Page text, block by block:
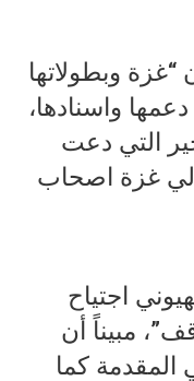
وبطولاتها
واسنادها،
التي دعت
غزة اصحاب
اجتياح
مبيناً أن
كما